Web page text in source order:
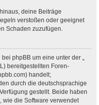
deine Beiträge
verstoßen oder geeignet
Schaden zuzufügen.
phpBB um eine unter der „
bereitgestellten Foren-
handelt;
durch die deutschsprachige
gestellt. Beide haben
wie die Software verwendet